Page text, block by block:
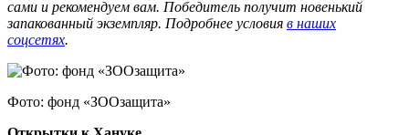
сами и рекомендуем вам. Победитель получит новенький
запакованный экземпляр. Подробнее условия в наших
соцсетях.
Фото: фонд «ЗООзащита»